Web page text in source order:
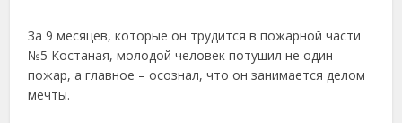
За 9 месяцев, которые он трудится в пожарной части
№5 Костаная, молодой человек потушил не один
пожар, а главное – осознал, что он занимается делом
мечты.